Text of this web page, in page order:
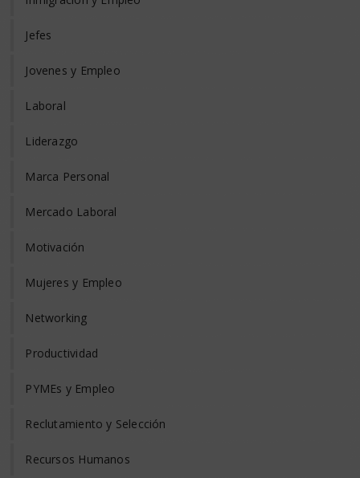
Jefes
Jovenes y Empleo
Laboral
Liderazgo
Marca Personal
Mercado Laboral
Motivación
Mujeres y Empleo
Networking
Productividad
PYMEs y Empleo
Reclutamiento y Selección
Recursos Humanos